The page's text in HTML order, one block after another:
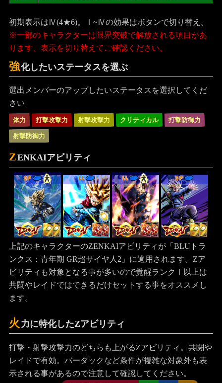
初期表示はⅣ(4★6)。Ⅰ~Ⅳの効果はボタンで切り替え。
※一部のキャラクターは限界突破で解放される項目があ
ります、表示を切り替えてご確認ください。
強化したいステータスを選ぶ
選出メンバーのアップしたいステータスを選択してくだ
さい
体力 打撃攻撃力 射撃攻撃力 クリティカル 打撃防御力
射撃防御力
ZENKAIアビリティ
SP LL LL SP
上記のキャラクターのZENKAIアビリティが「BLUトラ
ンクス：青年期 GR超サイヤ人2」に適用されます。Zア
ビリティも対象となる事が多いので覚醒ランクⅠ以上は
共闘やレイドではできるだけセットする事をオススメし
ます。
火 力に特化したZアビリティ
打撃・射撃攻撃力のどちらも上がるZアビリティ。共闘や
レイドで有効。バーダックなど条件が複雑な対象外も表
示される事があるので注意して確認してください。